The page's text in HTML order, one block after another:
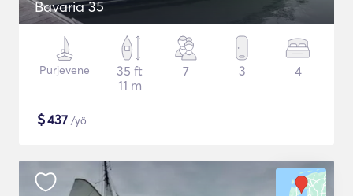
Bavaria 35
Purjevene
35 ft
11 m
7 3 4
$437 /yö